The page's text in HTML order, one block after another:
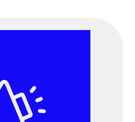
Εκδήλωση
ΕΛ.ΙΝ.Υ.Α.Ε. - Παν.
Ιωαννίνων -